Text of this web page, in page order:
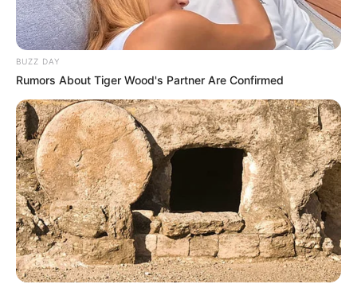
BUZZ DAY
Rumors About Tiger Wood's Partner Are Confirmed